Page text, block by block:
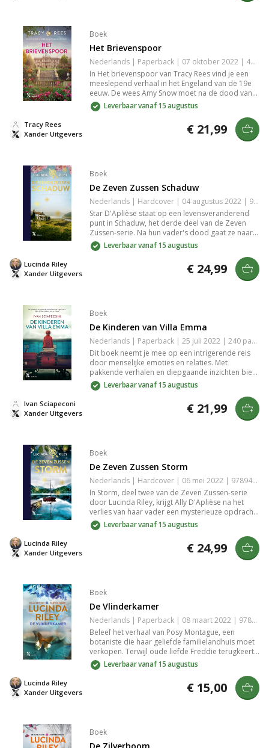
Boek
Het Brievenspoor
Nederlands | Paperback | 07 oktober 2022 | 464 pagina's | 9789401617871
In Het brievenspoor van Tracy Rees vind je een
meeslepend verhaal in het Engeland van de 19e
eeuw. De wees Amy Snow moet na de dood van
haar pleegzus Aurelia een mysterieuze zoektocht
ondernemen met geheime brieven, waarbij haar
zelfontdekking centraal staat. Perfect voor
Leverbaar vanaf 15 augustus
Xander Uitgevers
Tracy Rees € 21,99
Boek
De Zeven Zussen Schaduw
Nederlands | Hardcover | 04 augustus 2022 | 9789401617840
Star D'Aplièse staat op een levensveranderend
punt in Schaduw, het derde deel van de Zeven
Zussen-serie. Na hun vader's dood gaat ze naar
Londen om haar verleden te leren kennen, terwijl
ze worstelt met haar band met zus CeCe. Wordt
Star in staat om haar eigen identiteit te vinden en
Leverbaar vanaf 15 augustus
Xander Uitgevers
Lucinda Riley € 24,99
Boek
De Kinderen van Villa Emma
Nederlands | Paperback | 25 juli 2022 | 240 pagina's | 9789401617741
Dit boek neemt je mee op een intrigerende reis
door menselijke emoties en relaties. Met
pakkende verhalen en diepgaande inzichten biedt
het een frisse kijk op de uitdagingen van het
alledaagse leven. Het verkent thema's als liefde,
verlies en veerkracht, en laat je nadenken over de
verbindingen die ons maken wie we zijn. Een
must-read voor iedereen die op zoek is naar
Leverbaar vanaf 15 augustus
Xander Uitgevers
Ivan Sciapeconi € 21,99
Boek
De Zeven Zussen Storm
Nederlands | Hardcover | 06 mei 2022 | 9789401617635
In Storm, deel twee van de Zeven Zussen-serie
door Lucinda Riley, krijgt Ally D'Aplièse na het
verlies van haar vader een mysterieuze opdracht
die haar naar Noorwegen leidt. Terwijl ze haar
verleden ontrafelt, ontdekt ze de connectie met
zangeres Anna Landvik en het stuk Peer Gynt, vol
vragen over identiteit en familiegeheimen.
Leverbaar vanaf 15 augustus
Xander Uitgevers
Lucinda Riley € 24,99
Boek
De Vlinderkamer
Nederlands | Paperback | 08 maart 2022 | 9789401616447
Beleef het verhaal van Posy Montague, een
botaniste die haar geliefde familielandhuis moet
verkopen. Terwijl oude liefde Freddie terugkeert,
ontrafelen zich geheimen en intriges rondom het
vervallen landgoed. Ontdek de schoonheid en
meeslepende roman van Lucinda Riley.
Leverbaar vanaf 15 augustus
Xander Uitgevers
Lucinda Riley € 15,00
Boek